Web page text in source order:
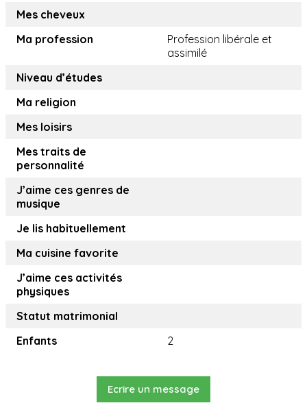
Mes cheveux
Ma profession
Profession libérale et
assimilé
Niveau d’études
Ma religion
Mes loisirs
Mes traits de
personnalité
J’aime ces genres de
musique
Je lis habituellement
Ma cuisine favorite
J’aime ces activités
physiques
Statut matrimonial
Enfants
2
Ecrire un message